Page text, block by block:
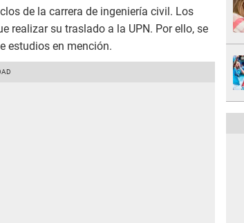
de la carrera de ingeniería civil. Los
realizar su traslado a la UPN. Por ello, se
estudios en mención.